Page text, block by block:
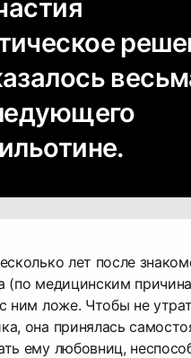
лет после
(по медицинским
ним ложе. Чтобы не
она принялась
ему любовниц,